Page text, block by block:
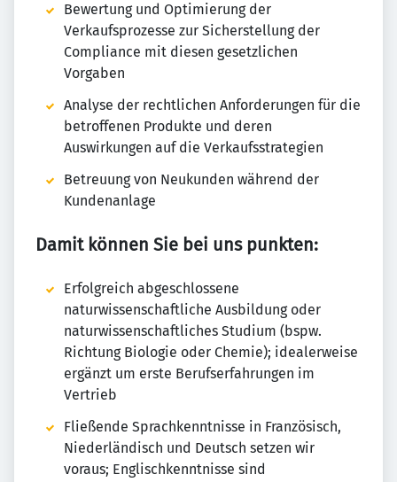
Bewertung und Optimierung der
Verkaufsprozesse zur Sicherstellung der
Compliance mit diesen gesetzlichen
Vorgaben
Analyse der rechtlichen Anforderungen für die
betroffenen Produkte und deren
Auswirkungen auf die Verkaufsstrategien
Betreuung von Neukunden während der
Kundenanlage
Damit können Sie bei uns punkten:
Erfolgreich abgeschlossene
naturwissenschaftliche Ausbildung oder
naturwissenschaftliches Studium (bspw.
Richtung Biologie oder Chemie); idealerweise
ergänzt um erste Berufserfahrungen im
Vertrieb
Fließende Sprachkenntnisse in Französisch,
Niederländisch und Deutsch setzen wir
voraus; Englischkenntnisse sind